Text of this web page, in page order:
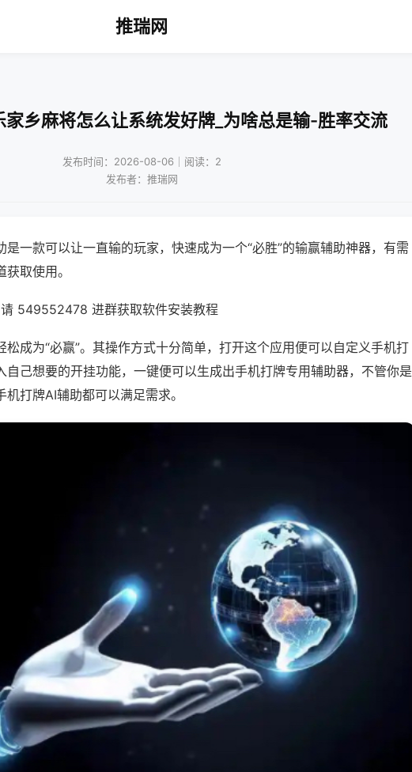
推瑞网
家乡麻将怎么让系统发好牌_为啥总是输-胜率交流
发布时间：2026-08-06｜阅读：2
发布者：推瑞网
一款可以让一直输的玩家，快速成为一个“必胜”的输赢辅助神器，有需
取使用。
549552478 进群获取软件安装教程
松成为“必赢”。其操作方式十分简单，打开这个应用便可以自定义手机打
自己想要的开挂功能，一键便可以生成出手机打牌专用辅助器，不管你是
打牌AI辅助都可以满足需求。